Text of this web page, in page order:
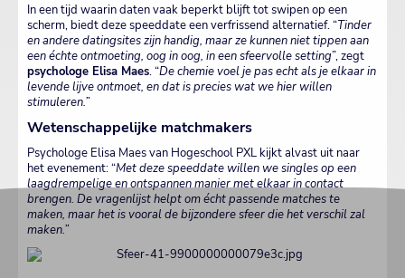
In een tijd waarin daten vaak beperkt blijft tot swipen op een
scherm, biedt deze speeddate een verfrissend alternatief. “Tinder
en andere datingsites zijn handig, maar ze kunnen niet tippen aan
een échte ontmoeting, oog in oog, in een sfeervolle setting”, zegt
psychologe Elisa Maes. “De chemie voel je pas echt als je elkaar in
levende lijve ontmoet, en dat is precies wat we hier willen
stimuleren.”
Wetenschappelijke matchmakers
Psychologe Elisa Maes van Hogeschool PXL kijkt alvast uit naar
het evenement: “Met deze speeddate willen we singles op een
laagdrempelige en ontspannen manier met elkaar in contact
brengen. De vragenlijst helpt om écht passende matches te
maken, maar het is vooral de bijzondere sfeer die het verschil zal
maken.”